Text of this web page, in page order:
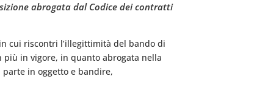
abrogata dal Codice dei contratti
cui riscontri l’illegittimità del bando di
in vigore, in quanto abrogata nella
in oggetto e bandire,